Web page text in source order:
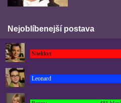
Nejoblíbenejší postava